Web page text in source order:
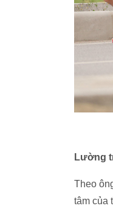
Lường
Theo
tâm của